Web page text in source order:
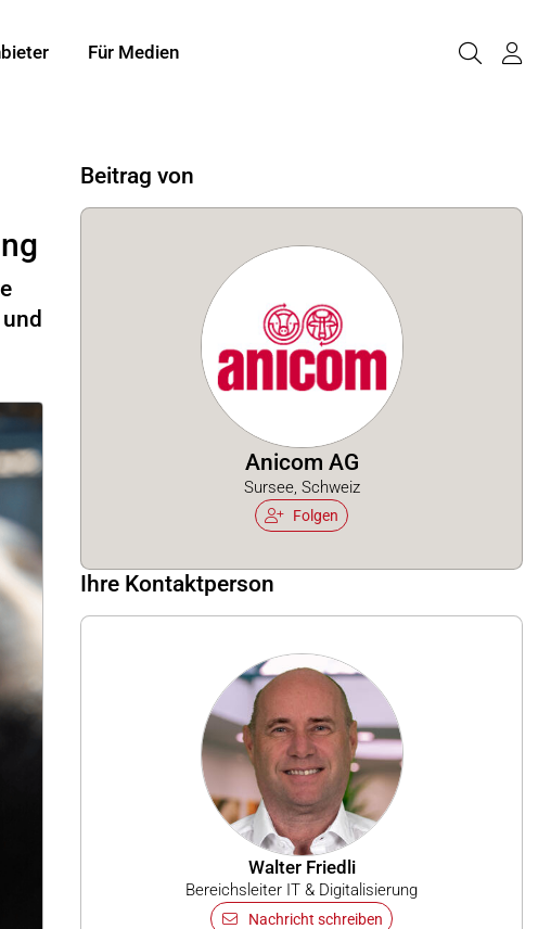
Für Medien
Beitrag von
Anicom AG
Sursee, Schweiz
Folgen
Ihre Kontaktperson
Walter Friedli
Bereichsleiter IT & Digitalisierung
Nachricht schreiben